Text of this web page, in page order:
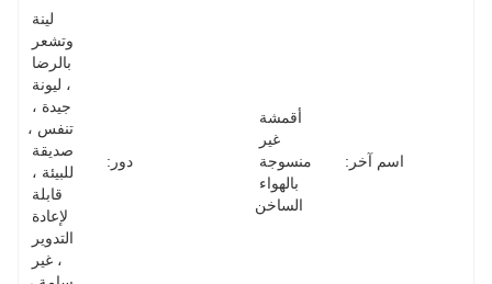
اسم آخر:
الساخن
دور: